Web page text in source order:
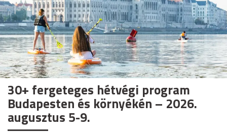
30+ fergeteges hétvégi program
Budapesten és környékén – 2026.
augusztus 5-9.